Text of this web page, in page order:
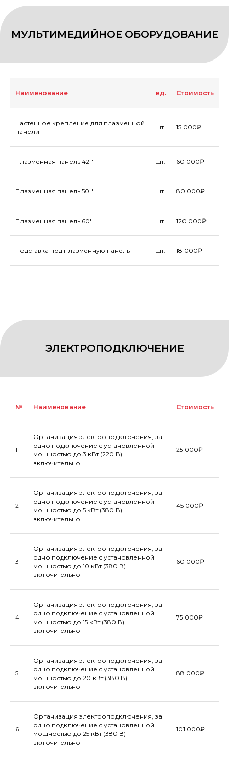
Наименование ед. Стоимость
Настенное крепление для плазменной
панели
шт. 15 000₽
Плазменная панель 42'' шт. 60 000₽
Плазменная панель 50'' шт. 80 000₽
Плазменная панель 60'' шт. 120 000₽
Подставка под плазменную панель шт. 18 000₽
№ Наименование Стоимость
1
Организация электроподключения, за
одно подключение с установленной
мощностью до 3 кВт (220 В)
включительно
25 000₽
2
Организация электроподключения, за
одно подключение с установленной
мощностью до 5 кВт (380 В)
включительно
45 000₽
3
Организация электроподключения, за
одно подключение с установленной
мощностью до 10 кВт (380 В)
включительно
60 000₽
4
Организация электроподключения, за
одно подключение с установленной
мощностью до 15 кВт (380 В)
включительно
75 000₽
5
Организация электроподключения, за
одно подключение с установленной
мощностью до 20 кВт (380 В)
включительно
88 000₽
6
Организация электроподключения, за
одно подключение с установленной
мощностью до 25 кВт (380 В)
включительно
101 000₽
КОНСТРУКЦИИ СТАНДАРТНОГО